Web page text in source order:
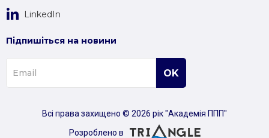
LinkedIn
Підпишіться на новини
Всі права захищено © 2026 рік "Академія ППП"
Розроблено в